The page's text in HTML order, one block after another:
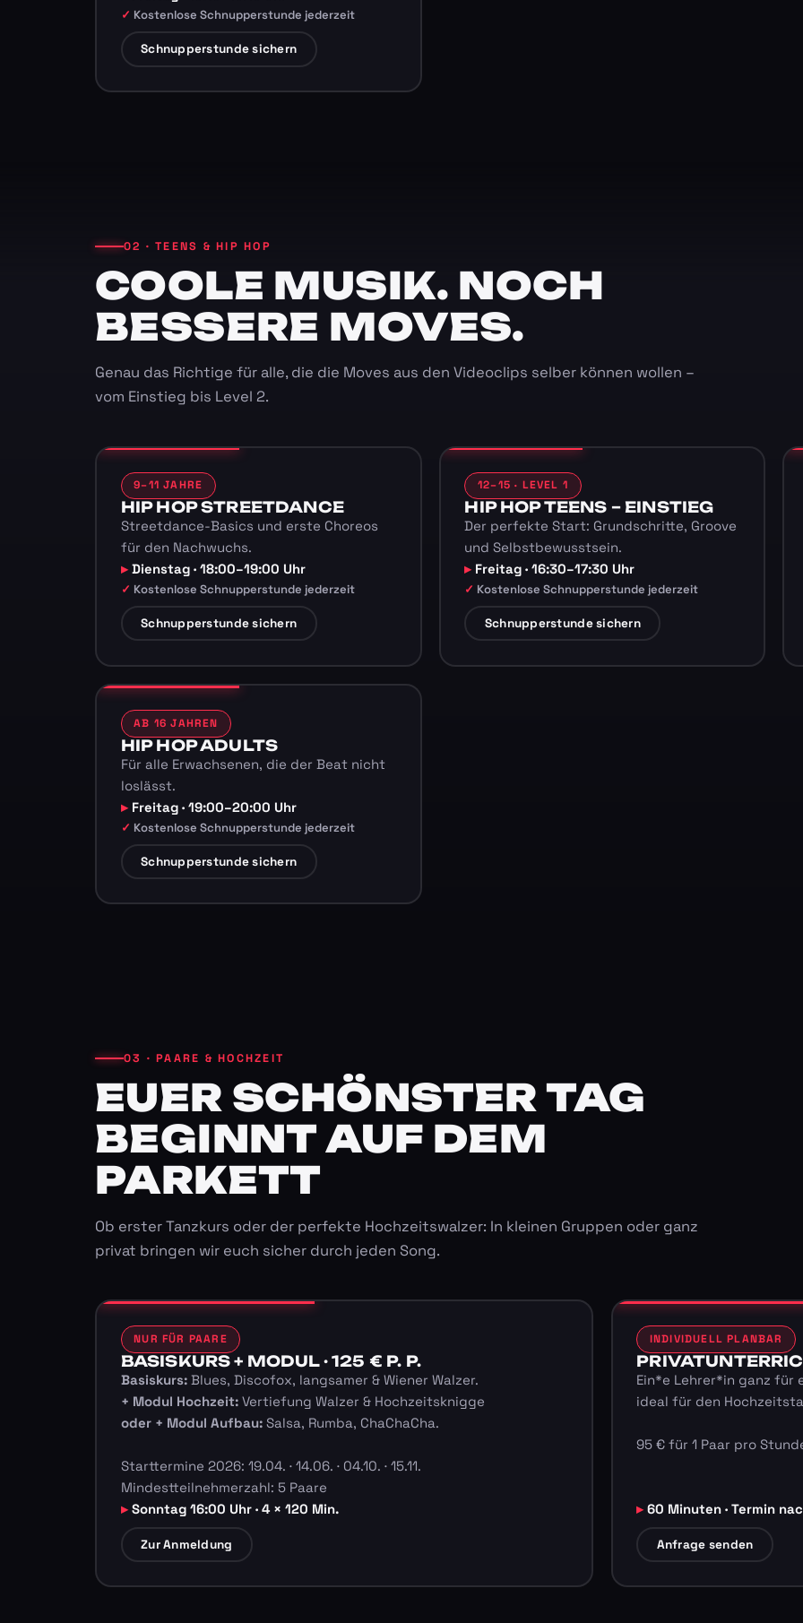
Kostenlose Schnupperstunde jederzeit
Schnupperstunde sichern
02 · TEENS & HIP HOP
COOLE MUSIK. NOCH
BESSERE MOVES.
Genau das Richtige für alle, die die Moves aus den Videoclips selber können wollen –
vom Einstieg bis Level 2.
9–11 JAHRE
HIP HOP STREETDANCE
Streetdance-Basics und erste Choreos
für den Nachwuchs.
Dienstag · 18:00–19:00 Uhr
Kostenlose Schnupperstunde jederzeit
Schnupperstunde sichern
12–15 · LEVEL 1
HIP HOP TEENS – EINSTIEG
Der perfekte Start: Grundschritte, Groove
und Selbstbewusstsein.
Freitag · 16:30–17:30 Uhr
Kostenlose Schnupperstunde jederzeit
Schnupperstunde sichern
AB 16 JAHREN
HIP HOP ADULTS
Für alle Erwachsenen, die der Beat nicht
loslässt.
Freitag · 19:00–20:00 Uhr
Kostenlose Schnupperstunde jederzeit
Schnupperstunde sichern
03 · PAARE & HOCHZEIT
EUER SCHÖNSTER TAG
BEGINNT AUF DEM
PARKETT
Ob erster Tanzkurs oder der perfekte Hochzeitswalzer: In kleinen Gruppen oder ganz
privat bringen wir euch sicher durch jeden Song.
NUR FÜR PAARE
BASISKURS + MODUL · 125 € P. P.
Basiskurs:Blues, Discofox, langsamer & Wiener Walzer.
+ Modul Hochzeit:Vertiefung Walzer & Hochzeitsknigge
oder + Modul Aufbau:Salsa, Rumba, ChaChaCha.
Starttermine 2026: 19.04. · 14.06. · 04.10. · 15.11.
Mindestteilnehmerzahl: 5 Paare
Sonntag 16:00 Uhr · 4 × 120 Min.
Zur Anmeldung
INDIVIDUELL PLANBAR
Ein*e Lehrer*in ganz für
ideal für den
95 € für 1 Paar pro
60 Minuten · Termin
Anfrage senden